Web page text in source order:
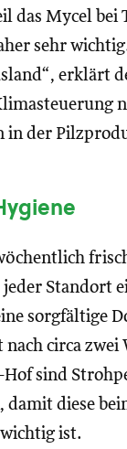
das Mycel
sehr
erklärt
in der
Standort
sorgfältige
nach circa
sind
damit diese
ist.